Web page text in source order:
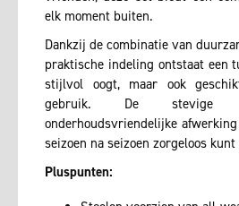
elk moment buiten.
Dankzij de combinatie van
praktische indeling ontstaat een
stijlvol oogt, maar ook
gebruik. De stevige
onderhoudsvriendelijke
seizoen na seizoen zorgeloos
Pluspunten: